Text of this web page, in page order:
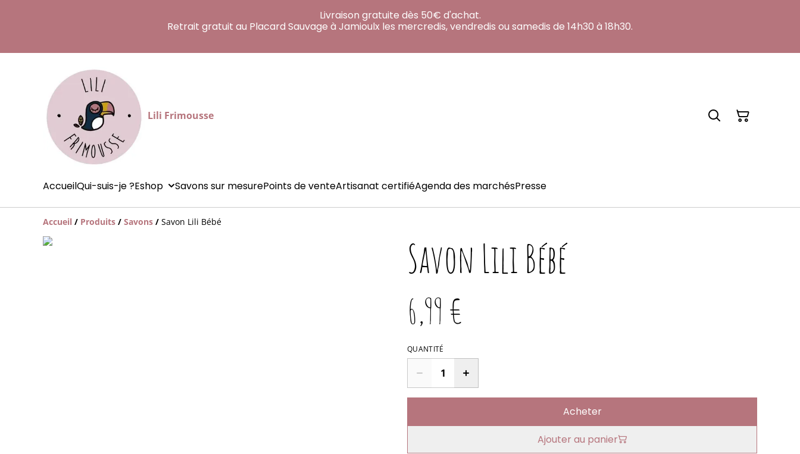
Livraison gratuite dès 50€ d'achat.
Retrait gratuit au Placard Sauvage à Jamioulx les mercredis, vendredis ou samedis de 14h30 à 18h30.
Lili Frimousse
AccueilQui-suis-je ?Eshop Savons sur mesurePoints de venteArtisanat certifiéAgenda des marchésPresse
Accueil / Produits / Savons / Savon Lili Bébé
Savon Lili Bébé
6,99 €
QUANTITÉ
Acheter
Ajouter au panier